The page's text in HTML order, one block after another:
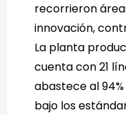
recorrieron
innovación,
La planta
cuenta con 21
abastece al
bajo los